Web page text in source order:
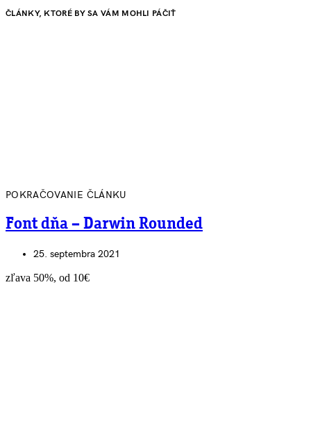
ČLÁNKY, KTORÉ BY SA VÁM MOHLI PÁČIŤ
POKRAČOVANIE ČLÁNKU
Font dňa – Darwin Rounded
25. septembra 2021
zľava 50%, od 10€